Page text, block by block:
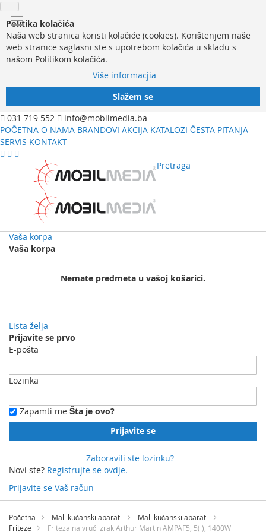
Politika kolačića
Naša web stranica koristi kolačiće (cookies). Korištenjem naše
web stranice saglasni ste s upotrebom kolačića u skladu s
našom Politikom kolačića.
Više informacjia
Slažem se
031 719 552
info@mobilmedia.ba
POČETNA O NAMA BRANDOVI AKCIJA KATALOZI ČESTA PITANJA
SERVIS KONTAKT
Pretraga
Vaša korpa
Vaša korpa
Nemate predmeta u vašoj košarici.
Lista želja
Prijavite se prvo
E-pošta
Lozinka
Zapamti me Šta je ovo?
Prijavite se
Zaboravili ste lozinku?
Novi ste? Registrujte se ovdje.
Prijavite se Vaš račun
Preskočite
sadržaj
Početna Mali kućanski aparati
Mali kućanski aparati
Friteze
Friteza na vrući zrak Arthur Martin AMPAF5, 5(l), 1400W